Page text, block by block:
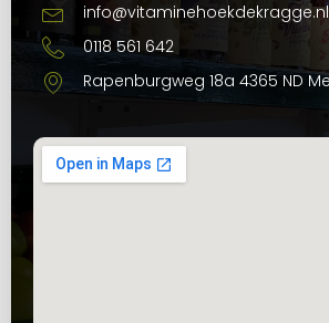
info@vitaminehoekdekragge.nl
0118 561 642
Rapenburgweg 18a 4365 ND